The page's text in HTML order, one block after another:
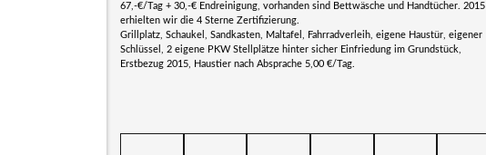
67,-€/Tag + 30,-€ Endreinigung, vorhanden sind Bettwäsche und Handtücher. 2015
erhielten wir die 4 Sterne Zertifizierung.
Grillplatz, Schaukel, Sandkasten, Maltafel, Fahrradverleih, eigene Haustür, eigener
Schlüssel, 2 eigene PKW Stellplätze hinter sicher Einfriedung im Grundstück,
Erstbezug 2015, Haustier nach Absprache 5,00 €/Tag.